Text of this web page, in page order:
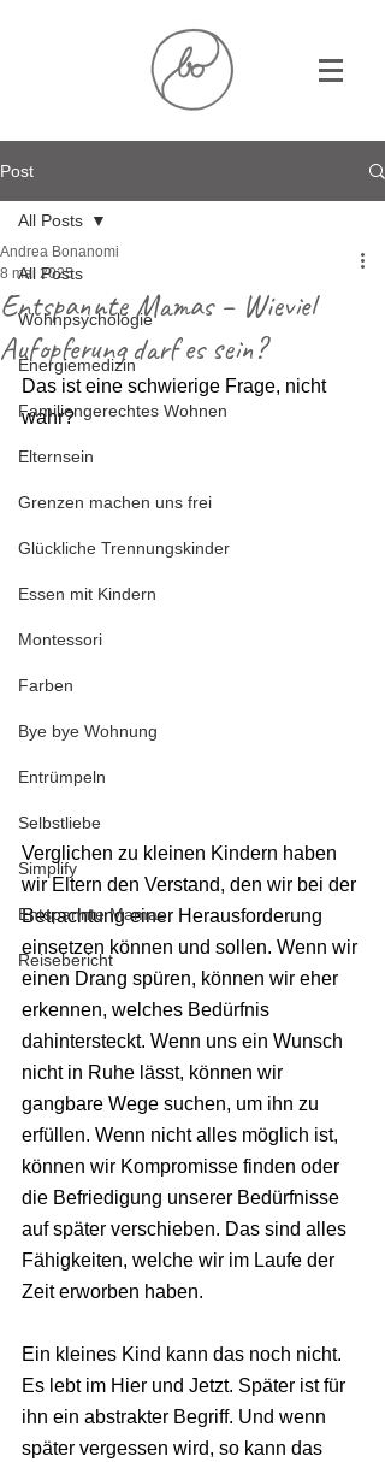
Post
All Posts
Wohnpsychologie
Energiemedizin
Familiengerechtes Wohnen
Elternsein
Grenzen machen uns frei
Glückliche Trennungskinder
Essen mit Kindern
Montessori
Farben
Bye bye Wohnung
Entrümpeln
Selbstliebe
Simplify
Entspannte Mamas
Reisebericht
All Posts
Entspannte Mamas – Wieviel
Aufopferung darf es sein?
Andrea Bonanomi
8 mai 2025
Das ist eine schwierige Frage, nicht
wahr?
Verglichen zu kleinen Kindern haben
wir Eltern den Verstand, den wir bei der
Betrachtung einer Herausforderung
einsetzen können und sollen. Wenn wir
einen Drang spüren, können wir eher
erkennen, welches Bedürfnis
dahintersteckt. Wenn uns ein Wunsch
nicht in Ruhe lässt, können wir
gangbare Wege suchen, um ihn zu
erfüllen. Wenn nicht alles möglich ist,
können wir Kompromisse finden oder
die Befriedigung unserer Bedürfnisse
auf später verschieben. Das sind alles
Fähigkeiten, welche wir im Laufe der
Zeit erworben haben.
Ein kleines Kind kann das noch nicht.
Es lebt im Hier und Jetzt. Später ist für
ihn ein abstrakter Begriff. Und wenn
später vergessen wird, so kann das